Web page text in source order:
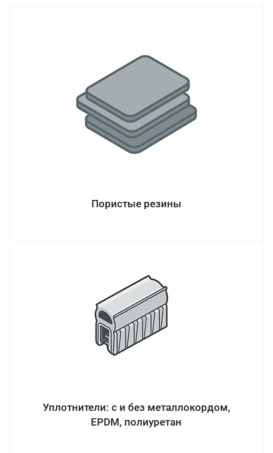
Пористые резины
Уплотнители: с и без металлокордом,
EPDM, полиуретан